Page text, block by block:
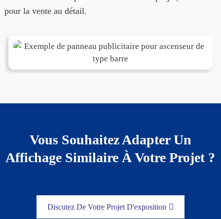
pour la vente au détail.
Vous Souhaitez Adapter Un
Affichage Similaire À Votre Projet ?
Discutez De Votre Projet D'exposition